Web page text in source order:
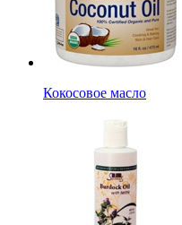
Кокосовое масло